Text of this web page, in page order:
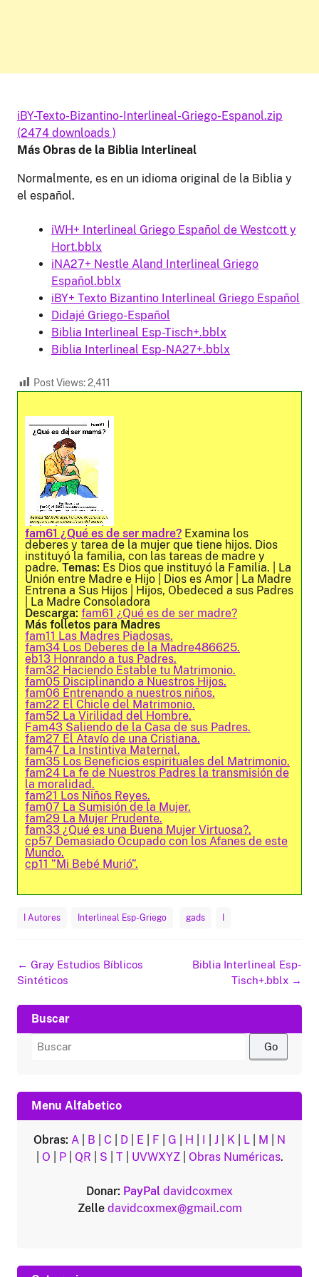
iBY-Texto-Bizantino-Interlineal-Griego-Espanol.zip
(2474 downloads )
Más Obras de la Biblia Interlineal
Normalmente, es en un idioma original de la Biblia y
el español.
iWH+ Interlineal Griego Español de Westcott y
Hort.bblx
iNA27+ Nestle Aland Interlineal Griego
Español.bblx
iBY+ Texto Bizantino Interlineal Griego Español
Didajé Griego-Español
Biblia Interlineal Esp-Tisch+.bblx
Biblia Interlineal Esp-NA27+.bblx
Post Views:2,411
fam61 ¿Qué es de ser madre? Examina los
deberes y tarea de la mujer que tiene hijos. Dios
instituyó la familia, con las tareas de madre y
padre. Temas: Es Dios que instituyó la Familia. | La
Unión entre Madre e Hijo | Dios es Amor | La Madre
Entrena a Sus Hijos | Hijos, Obedeced a sus Padres
| La Madre Consoladora
Descarga: fam61 ¿Qué es de ser madre?
Más folletos para Madres
fam11 Las Madres Piadosas.
fam34 Los Deberes de la Madre486625.
eb13 Honrando a tus Padres.
fam32 Haciendo Estable tu Matrimonio.
fam05 Disciplinando a Nuestros Hijos.
fam06 Entrenando a nuestros niños.
fam22 El Chicle del Matrimonio.
fam52 La Virilidad del Hombre.
Fam43 Saliendo de la Casa de sus Padres.
fam27 El Atavío de una Cristiana.
fam47 La Instintiva Maternal.
fam35 Los Beneficios espirituales del Matrimonio.
fam24 La fe de Nuestros Padres la transmisión de
la moralidad.
fam21 Los Niños Reyes.
fam07 La Sumisión de la Mujer.
fam29 La Mujer Prudente.
fam33 ¿Qué es una Buena Mujer Virtuosa?.
cp57 Demasiado Ocupado con los Afanes de este
Mundo.
cp11 ”Mi Bebé Murió”.
I Autores Interlineal Esp-Griego gads
Navegación
de
← Gray Estudios Bíblicos
Sintéticos
Biblia Interlineal Esp-
Tisch+.bblx →
Buscar
Buscar
Menu Alfabetico
Obras: A B C D E F G H I J K L M
N
O P| QR S T| UVWXYZ| Obras Numéricas.
Donar: PayPal davidcoxmex
Zelle davidcoxmex@gmail.com